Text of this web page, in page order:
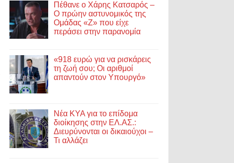
Πέθανε ο Χάρης Κατσαρός –
Ο πρώην αστυνομικός της
Ομάδας «Ζ» που είχε
περάσει στην παρανομία
«918 ευρώ για να ρισκάρεις
τη ζωή σου; Οι αριθμοί
απαντούν στον Υπουργό»
Νέα ΚΥΑ για το επίδομα
διοίκησης στην ΕΛ.ΑΣ.:
Διευρύνονται οι δικαιούχοι –
Τι αλλάζει